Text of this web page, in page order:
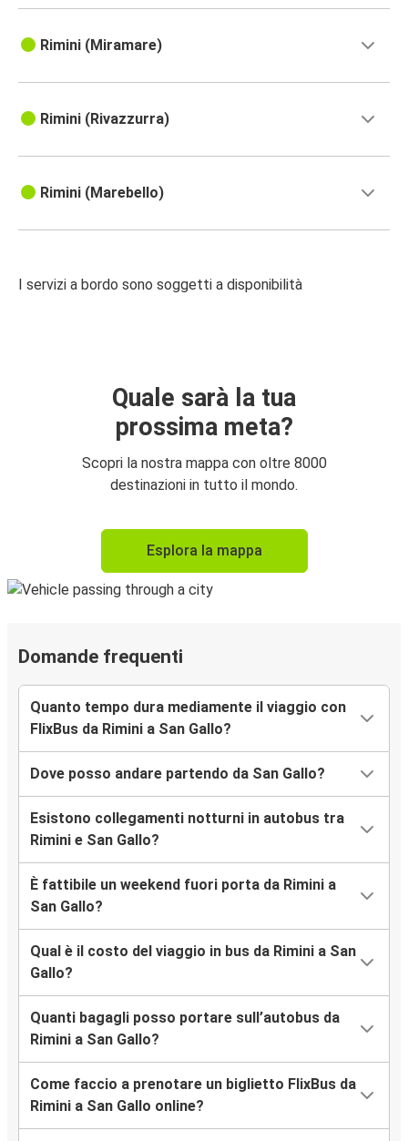
Rimini (Miramare)
Rimini (Rivazzurra)
Rimini (Marebello)
I servizi a bordo sono soggetti a disponibilità
Quale sarà la tua
prossima meta?
Scopri la nostra mappa con oltre 8000
destinazioni in tutto il mondo.
Esplora la mappa
Domande frequenti
Quanto tempo dura mediamente il viaggio con
FlixBus da Rimini a San Gallo?
Dove posso andare partendo da San Gallo?
Esistono collegamenti notturni in autobus tra
Rimini e San Gallo?
È fattibile un weekend fuori porta da Rimini a
San Gallo?
Qual è il costo del viaggio in bus da Rimini a San
Gallo?
Quanti bagagli posso portare sull’autobus da
Rimini a San Gallo?
Come faccio a prenotare un biglietto FlixBus da
Rimini a San Gallo online?